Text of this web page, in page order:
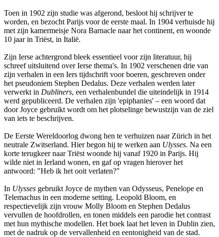
Toen in 1902 zijn studie was afgerond, besloot hij schrijver te
worden, en bezocht Parijs voor de eerste maal. In 1904 verhuisde hij
met zijn kamermeisje Nora Barnacle naar het continent, en woonde
10 jaar in Triëst, in Italië.
Zijn Ierse achtergrond bleek essentieel voor zijn literatuur, hij
schreef uitsluitend over Ierse thema's. In 1902 verschenen drie van
zijn verhalen in een Iers tijdschrift voor boeren, geschreven onder
het pseudoniem Stephen Dedalus. Deze verhalen werden later
verwerkt in Dubliners, een verhalenbundel die uiteindelijk in 1914
werd gepubliceerd. De verhalen zijn 'epiphanies' – een woord dat
door Joyce gebruikt wordt om het plotselinge bewustzijn van de ziel
van iets te beschrijven.
De Eerste Wereldoorlog dwong hen te verhuizen naar Zürich in het
neutrale Zwitserland. Hier begon hij te werken aan Ulysses. Na een
korte terugkeer naar Triëst woonde hij vanaf 1920 in Parijs. Hij
wilde niet in Ierland wonen, en gaf op vragen hierover het
antwoord: "Heb ik het ooit verlaten?"
In Ulysses gebruikt Joyce de mythen van Odysseus, Penelope en
Telemachus in een moderne setting. Leopold Bloom, en
respectievelijk zijn vrouw Molly Bloom en Stephen Dedalus
vervullen de hoofdrollen, en tonen middels een parodie het contrast
met hun mythische modellen. Het boek laat het leven in Dublin zien,
met de nadruk op de vervallenheid en eentonigheid van de stad.